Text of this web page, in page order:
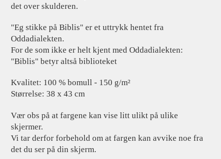
det over skulderen.
"Eg stikke på Biblis" er et uttrykk hentet fra
Oddadialekten.
For de som ikke er helt kjent med Oddadialekten:
"Biblis" betyr altså biblioteket
Kvalitet: 100 % bomull - 150 g/m²
Størrelse: 38 x 43 cm
Vær obs på at fargene kan vise litt ulikt på ulike
skjermer.
Vi tar derfor forbehold om at fargen kan avvike noe fra
det du ser på din skjerm.